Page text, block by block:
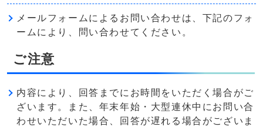
メールフォームによるお問い合わせは、下記のフォ
ームにより、問い合わせてください。
ご注意
内容により、回答までにお時間をいただく場合がご
ざいます。また、年末年始・大型連休中にお問い合
わせいただいた場合、回答が遅れる場合がございま